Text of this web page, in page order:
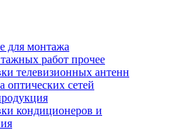
для монтажа
работ прочее
телевизионных антенн
оптических сетей
кондиционеров и